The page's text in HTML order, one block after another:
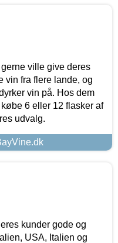
ville give deres
vin fra flere lande, og
vin på. Hos dem
6 eller 12 flasker af
udvalg.
kunder gode og
USA, Italien og